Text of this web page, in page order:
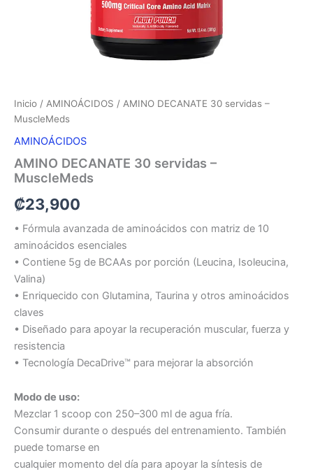
Inicio / AMINOÁCIDOS / AMINO DECANATE 30 servidas –
MuscleMeds
AMINOÁCIDOS
AMINO DECANATE 30 servidas –
MuscleMeds
₡23,900
• Fórmula avanzada de aminoácidos con matriz de 10
aminoácidos esenciales
• Contiene 5g de BCAAs por porción (Leucina, Isoleucina,
Valina)
• Enriquecido con Glutamina, Taurina y otros aminoácidos
claves
• Diseñado para apoyar la recuperación muscular, fuerza y
resistencia
• Tecnología DecaDrive™ para mejorar la absorción
Modo de uso:
Mezclar 1 scoop con 250–300 ml de agua fría.
Consumir durante o después del entrenamiento. También
puede tomarse en
cualquier momento del día para apoyar la síntesis de